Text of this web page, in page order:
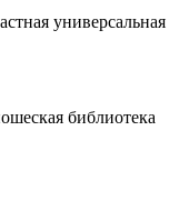
универсальная
библиотека